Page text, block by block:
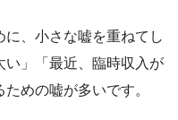
、小さな嘘を重ねてし
い」「最近、臨時収入が
めの嘘が多いです。